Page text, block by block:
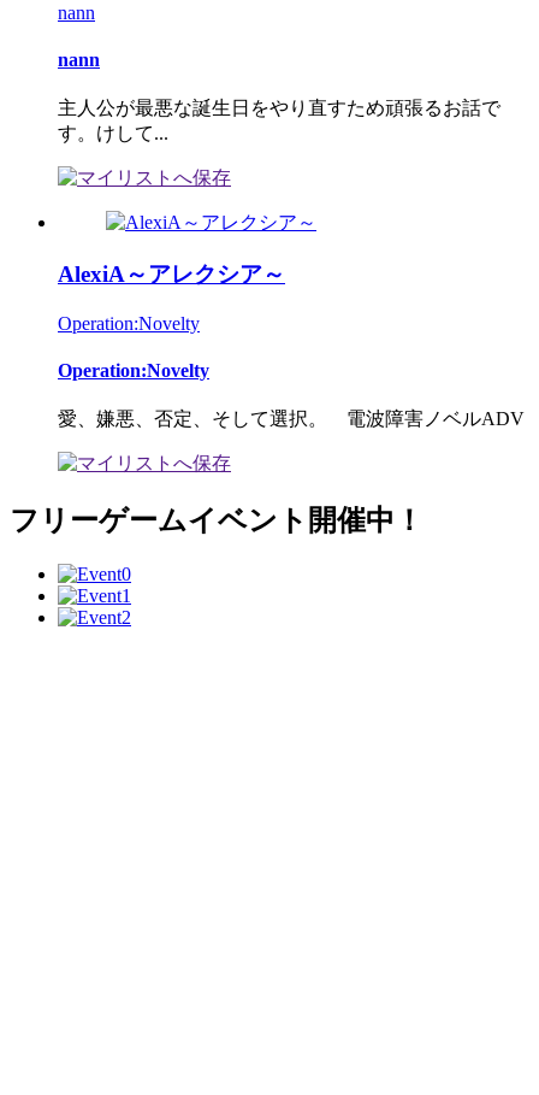
nann
nann
主人公が最悪な誕生日をやり直すため頑張るお話で
す。けして...
AlexiA～アレクシア～
Operation:Novelty
Operation:Novelty
愛、嫌悪、否定、そして選択。 電波障害ノベルADV
フリーゲームイベント開催中！